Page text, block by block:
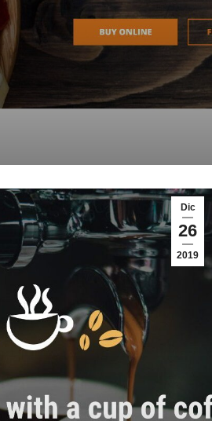
Dic
26
2019